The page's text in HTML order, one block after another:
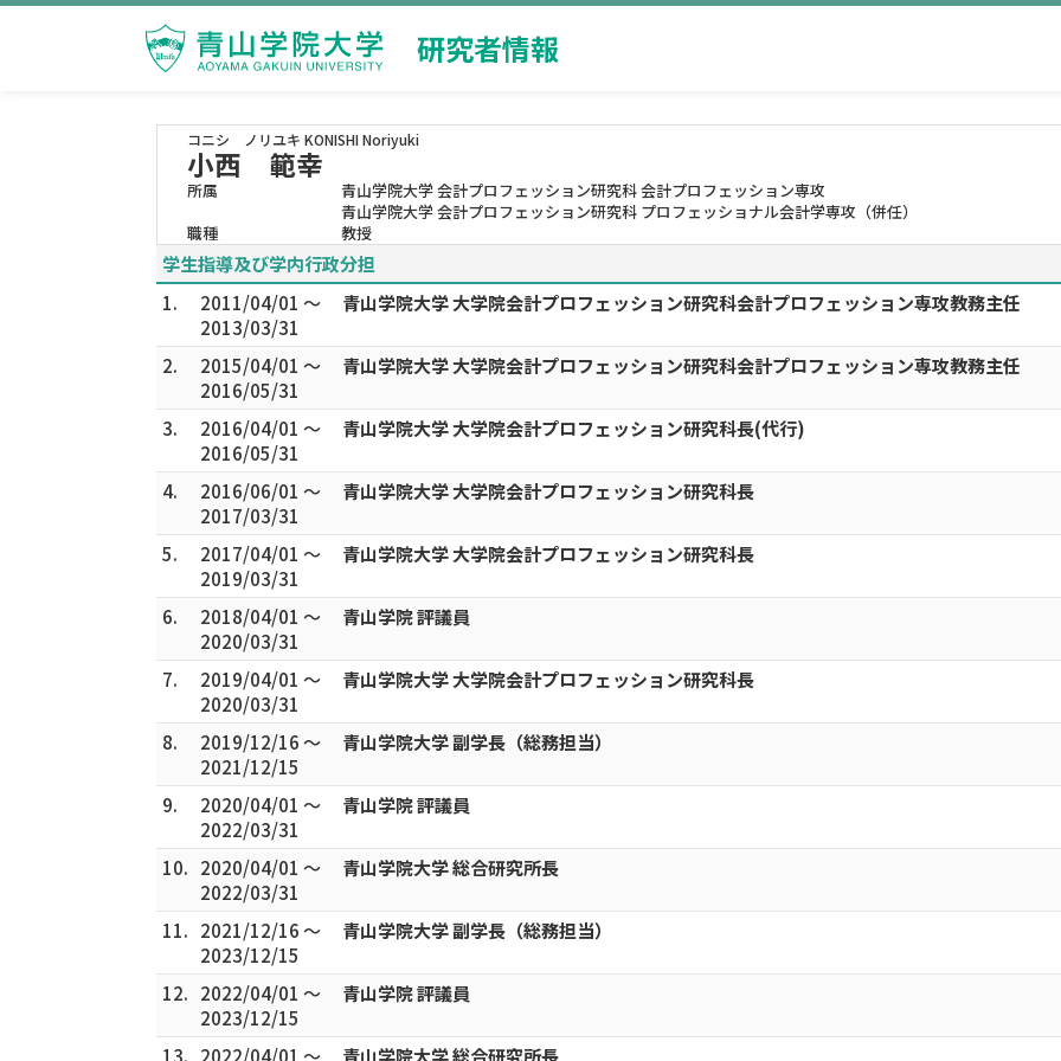
研究者情報
コニシ ノリユキ KONISHI Noriyuki
小西 範幸
所属
青山学院大学 会計プロフェッション研究科 会計プロフェッション専攻
青山学院大学 会計プロフェッション研究科 プロフェッショナル会計学専攻（併任）
職種
教授
学生指導及び学内行政分担
1.
2011/04/01 ～
2013/03/31
青山学院大学 大学院会計プロフェッション研究科会計プロフェッション専攻教務主任
2.
2015/04/01 ～
2016/05/31
青山学院大学 大学院会計プロフェッション研究科会計プロフェッション専攻教務主任
3.
2016/04/01 ～
2016/05/31
青山学院大学 大学院会計プロフェッション研究科長(代行)
4.
2016/06/01 ～
2017/03/31
青山学院大学 大学院会計プロフェッション研究科長
5.
2017/04/01 ～
2019/03/31
青山学院大学 大学院会計プロフェッション研究科長
6.
2018/04/01 ～
2020/03/31
青山学院 評議員
7.
2019/04/01 ～
2020/03/31
青山学院大学 大学院会計プロフェッション研究科長
8.
2019/12/16 ～
2021/12/15
青山学院大学 副学長（総務担当）
9.
2020/04/01 ～
2022/03/31
青山学院 評議員
10. 2020/04/01 ～
2022/03/31
青山学院大学 総合研究所長
11. 2021/12/16 ～
2023/12/15
青山学院大学 副学長（総務担当）
12. 2022/04/01 ～
2023/12/15
青山学院 評議員
13. 2022/04/01 ～ 青山学院大学 総合研究所長